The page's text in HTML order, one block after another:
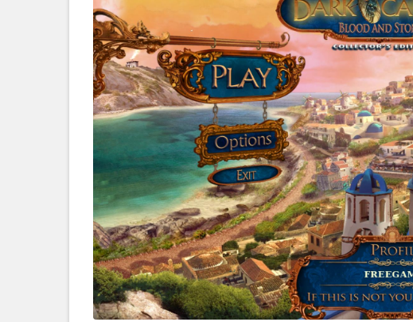
ТРИ-В-РЯД
СТРАТЕГИИ
СТРЕЛЯЛКИ
КВЕСТ
КАК СКАЧАТЬ
НОВОСТИ